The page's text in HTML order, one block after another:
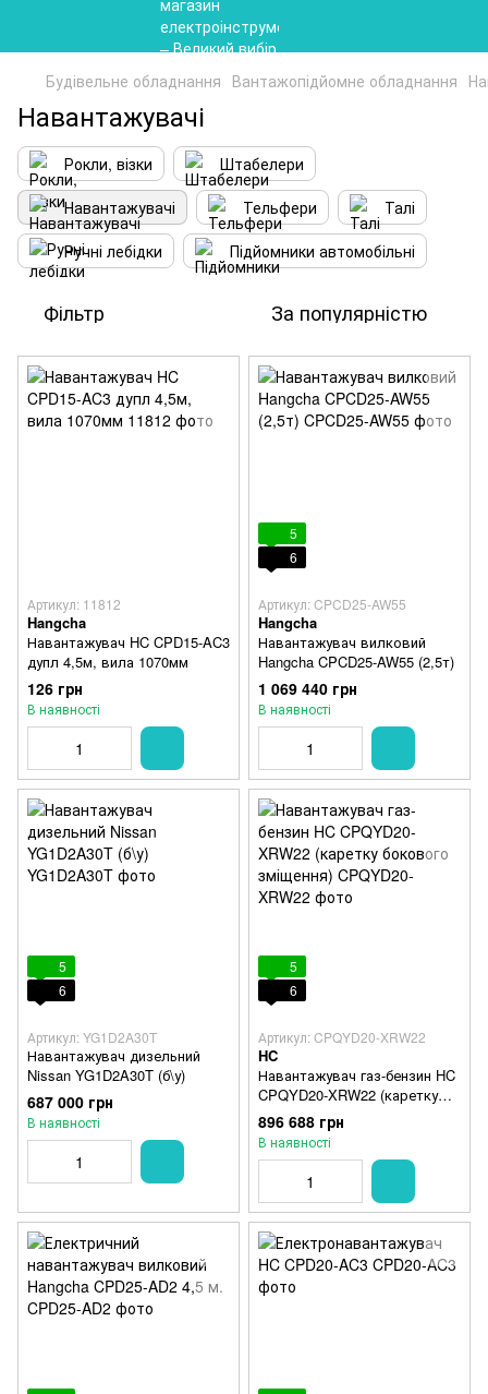
Будівельне обладнання Вантажопідйомне обладнання
Навантажувачі
Рокли, візки
Штабелери
Навантажувачі
Тельфери
Талі
Ручні лебідки
Підйомники автомобільні
Фільтр За популярністю
Артикул: 11812
Hangcha
Навантажувач HC CPD15-AC3
дупл 4,5м, вила 1070мм
126 грн
В наявності
5
6
Артикул: CPCD25-AW55
Hangcha
Навантажувач вилковий
Hangcha CPCD25-AW55 (2,5т)
1 069 440 грн
В наявності
5
6
Артикул: YG1D2A30T
Навантажувач дизельний
Nissan YG1D2A30T (б\у)
687 000 грн
В наявності
5
6
Артикул: CPQYD20-XRW22
HC
Навантажувач газ-бензин HC
CPQYD20-XRW22 (каретку
бокового зміщення)
896 688 грн
В наявності